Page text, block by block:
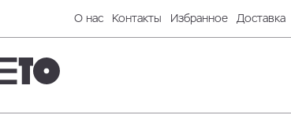
О нас Контакты Избранное Доставка